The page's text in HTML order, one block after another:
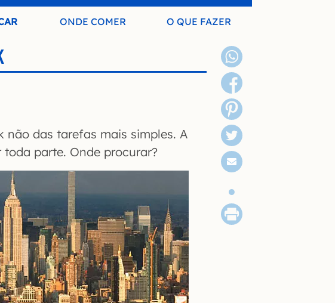
ONDE COMER O QUE FAZER
não das tarefas mais simples. A
parte. Onde procurar?